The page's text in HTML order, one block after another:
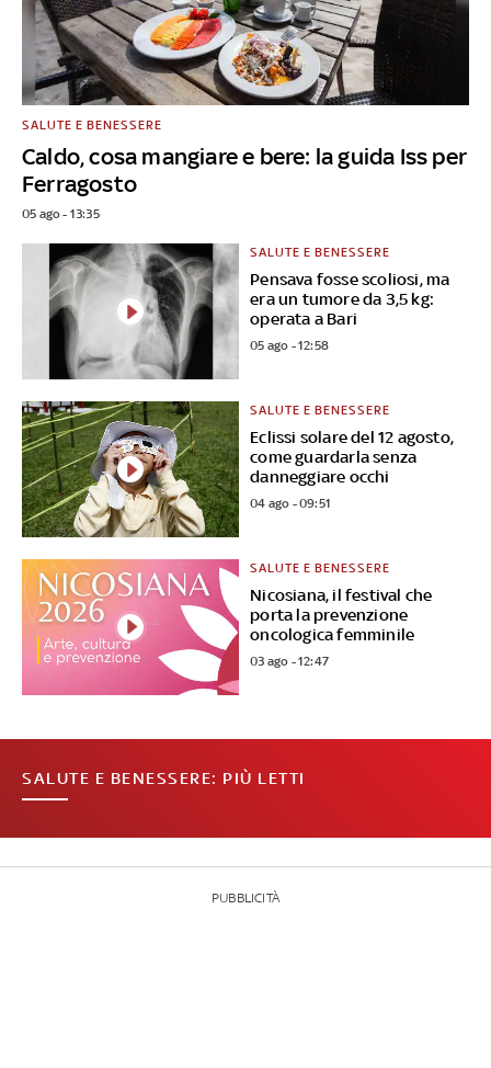
Caldo, cosa mangiare e bere: la guida Iss per
Ferragosto
SALUTE E BENESSERE
05 ago - 13:35
Pensava fosse scoliosi, ma
era un tumore da 3,5 kg:
operata a Bari
SALUTE E BENESSERE
05 ago - 12:58
Eclissi solare del 12 agosto,
come guardarla senza
danneggiare occhi
SALUTE E BENESSERE
04 ago - 09:51
Nicosiana, il festival che
porta la prevenzione
oncologica femminile
SALUTE E BENESSERE
03 ago - 12:47
SALUTE E BENESSERE: PIÙ LETTI
PUBBLICITÀ